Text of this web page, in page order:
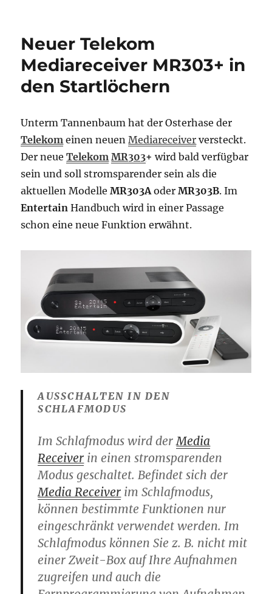
für
Kunden
Neuer Telekom
Mediareceiver MR303+ in
den Startlöchern
Unterm Tannenbaum hat der Osterhase der
Telekom einen neuenMediareceiver versteckt.
Der neueTelekom MR303+ wird bald verfügbar
sein und soll stromsparender sein als die
aktuellen ModelleMR303AoderMR303B. Im
Entertain Handbuch wird in einer Passage
schon eine neue Funktion erwähnt.
AUSSCHALTEN IN DEN
SCHLAFMODUS
Im Schlafmodus wird derMedia
Receiver in einen stromsparenden
Modus geschaltet. Befindet sich der
Media Receiver imSchlafmodus,
können bestimmte Funktionen nur
eingeschränkt verwendet werden. Im
Schlafmodus können Sie z. B. nicht mit
einer Zweit-Box auf Ihre Aufnahmen
zugreifen und auch die